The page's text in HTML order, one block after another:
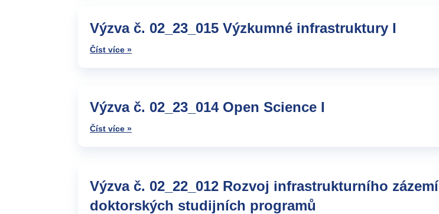
Výzva č. 02_23_015 Výzkumné infrastruktury I
Číst více »
Výzva č. 02_23_014 Open Science I
Číst více »
Výzva č. 02_22_012 Rozvoj infrastrukturního zázemí
doktorských studijních programů